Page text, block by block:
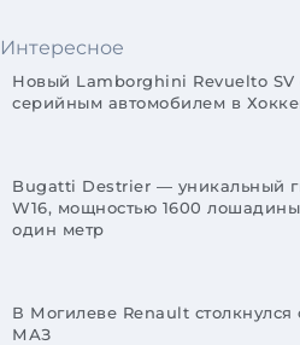
Интересное
Новый Lamborghini Revuelto
серийным автомобилем в
Bugatti Destrier — уникальный
W16, мощностью 1600
один метр
В Могилеве Renault столкнулся
МАЗ